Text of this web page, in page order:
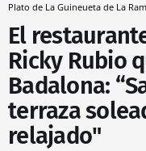
Plato de La Guineueta de La
El
Ricky Rubio
Badalona:
terraza
relajado"